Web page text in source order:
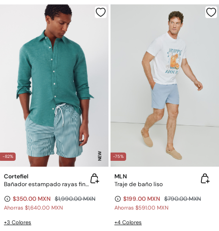
-82% NEW
Cortefiel
Bañador estampado rayas finas
$350.00 MXN $1,990.00 MXN
Ahorras $1,640.00 MXN
+3 Colores
-75%
MLN
Traje de baño liso
$199.00 MXN $790.00 MXN
Ahorras $591.00 MXN
+4 Colores